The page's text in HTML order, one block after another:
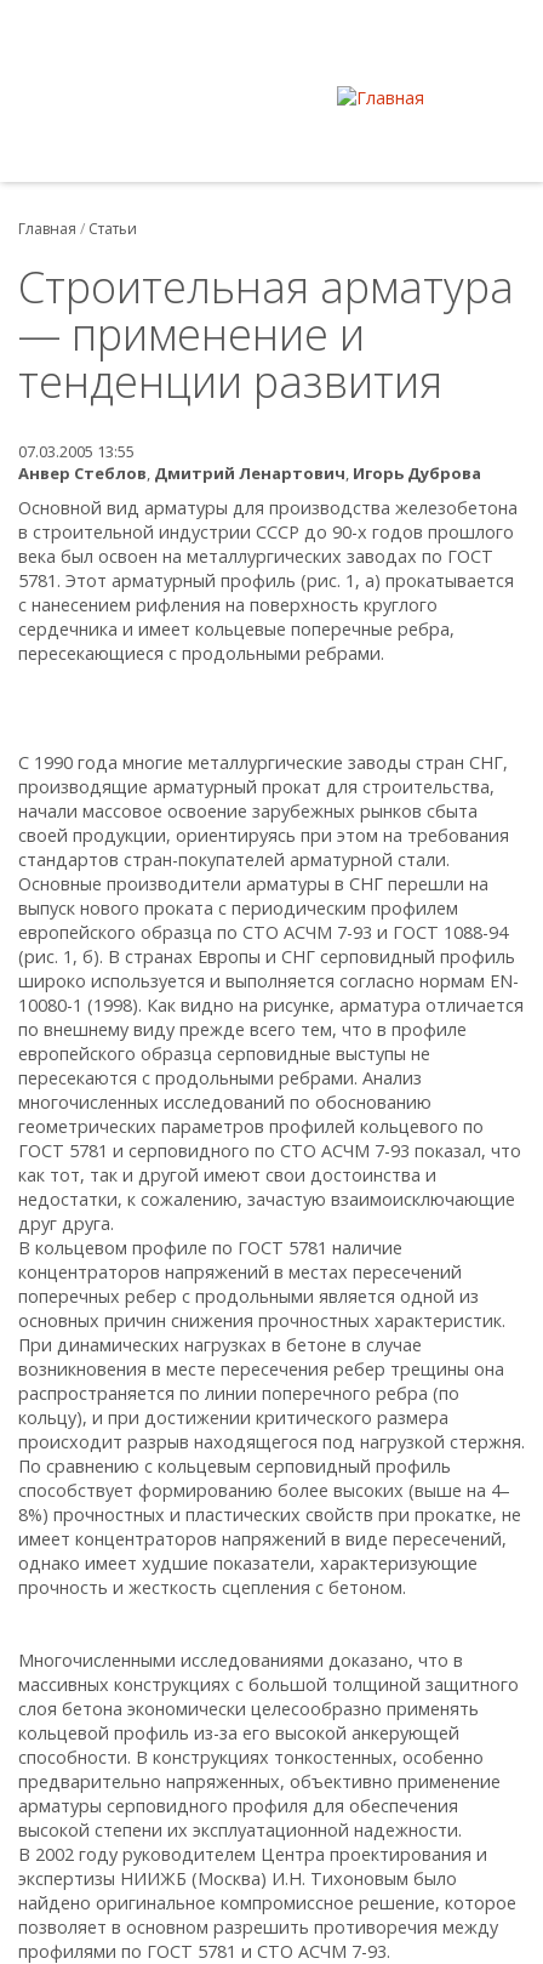
Главная / Статьи
Строительная арматура
— применение и
тенденции развития
07.03.2005 13:55
Анвер Стеблов, Дмитрий Ленартович, Игорь Дуброва
Основной вид арматуры для производства железобетона
в строительной индустрии СССР до 90-х годов прошлого
века был освоен на металлургических заводах по ГОСТ
5781. Этот арматурный профиль (рис. 1, а) прокатывается
с нанесением рифления на поверхность круглого
сердечника и имеет кольцевые поперечные ребра,
пересекающиеся с продольными ребрами.
С 1990 года многие металлургические заводы стран СНГ,
производящие арматурный прокат для строительства,
начали массовое освоение зарубежных рынков сбыта
своей продукции, ориентируясь при этом на требования
стандартов стран-покупателей арматурной стали.
Основные производители арматуры в СНГ перешли на
выпуск нового проката с периодическим профилем
европейского образца по СТО АСЧМ 7-93 и ГОСТ 1088-94
(рис. 1, б). В странах Европы и СНГ серповидный профиль
широко используется и выполняется согласно нормам EN-
10080-1 (1998). Как видно на рисунке, арматура отличается
по внешнему виду прежде всего тем, что в профиле
европейского образца серповидные выступы не
пересекаются с продольными ребрами. Анализ
многочисленных исследований по обоснованию
геометрических параметров профилей кольцевого по
ГОСТ 5781 и серповидного по СТО АСЧМ 7-93 показал, что
как тот, так и другой имеют свои достоинства и
недостатки, к сожалению, зачастую взаимоисключающие
друг друга.
В кольцевом профиле по ГОСТ 5781 наличие
концентраторов напряжений в местах пересечений
поперечных ребер с продольными является одной из
основных причин снижения прочностных характеристик.
При динамических нагрузках в бетоне в случае
возникновения в месте пересечения ребер трещины она
распространяется по линии поперечного ребра (по
кольцу), и при достижении критического размера
происходит разрыв находящегося под нагрузкой стержня.
По сравнению с кольцевым серповидный профиль
способствует формированию более высоких (выше на 4–
8%) прочностных и пластических свойств при прокатке, не
имеет концентраторов напряжений в виде пересечений,
однако имеет худшие показатели, характеризующие
прочность и жесткость сцепления с бетоном.
Многочисленными исследованиями доказано, что в
массивных конструкциях с большой толщиной защитного
слоя бетона экономически целесообразно применять
кольцевой профиль из-за его высокой анкерующей
способности. В конструкциях тонкостенных, особенно
предварительно напряженных, объективно применение
арматуры серповидного профиля для обеспечения
высокой степени их эксплуатационной надежности.
В 2002 году руководителем Центра проектирования и
экспертизы НИИЖБ (Москва) И.Н. Тихоновым было
найдено оригинальное компромиссное решение, которое
позволяет в основном разрешить противоречия между
профилями по ГОСТ 5781 и СТО АСЧМ 7-93.